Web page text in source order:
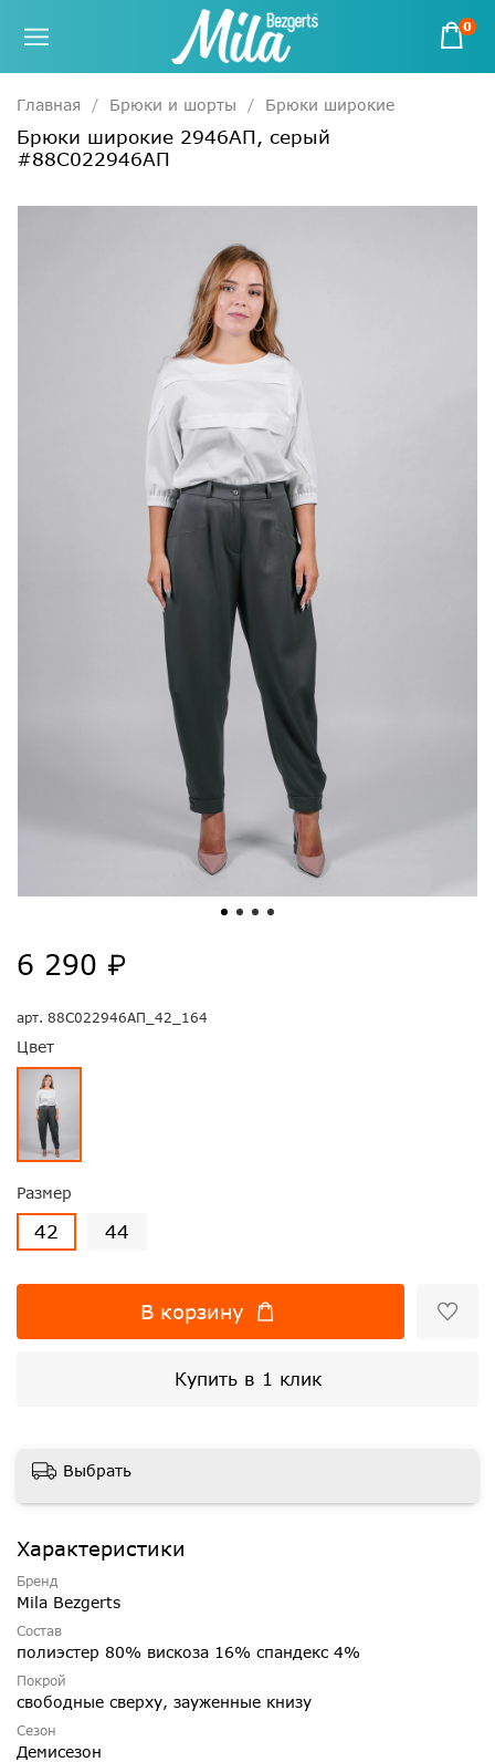
0
Главная Брюки и шорты Брюки широкие
Брюки широкие 2946АП, серый
#88С022946АП
арт. 88С022946АП_42_164
Цвет
Размер
42 44
6 290 ₽
В корзину
Купить в 1 клик
Выбрать
Характеристики
Бренд
Mila Bezgerts
Состав
полиэстер 80% вискоза 16% спандекс 4%
Покрой
свободные сверху, зауженные книзу
Сезон
Демисезон